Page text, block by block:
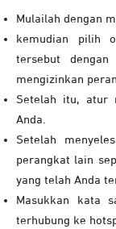
Mulailah dengan
kemudian pilih
tersebut
mengizinkan
Setelah itu, atur
Anda.
Setelah
perangkat lain
yang telah Anda
Masukkan kata
terhubung ke